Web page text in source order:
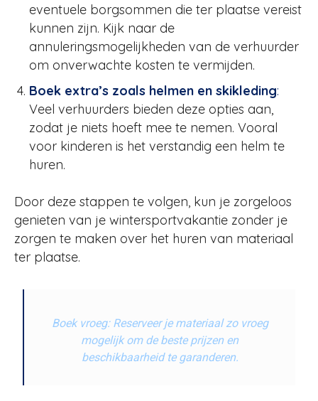
eventuele borgsommen die ter plaatse vereist
kunnen zijn. Kijk naar de
annuleringsmogelijkheden van de verhuurder
om onverwachte kosten te vermijden.
Boek extra’s zoals helmen en skikleding:
Veel verhuurders bieden deze opties aan,
zodat je niets hoeft mee te nemen. Vooral
voor kinderen is het verstandig een helm te
huren.
Door deze stappen te volgen, kun je zorgeloos
genieten van je wintersportvakantie zonder je
zorgen te maken over het huren van materiaal
ter plaatse.
Boek vroeg: Reserveer je materiaal zo vroeg
mogelijk om de beste prijzen en
beschikbaarheid te garanderen.